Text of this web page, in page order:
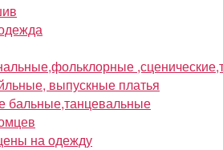
выпускные платья
бальные,танцевальные
на одежду